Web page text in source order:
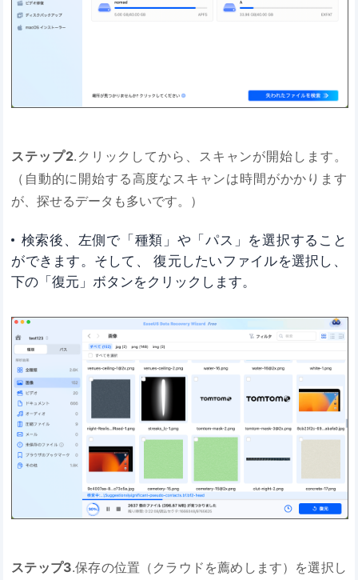
ステップ2.クリックしてから、スキャンが開始します。
（自動的に開始する高度なスキャンは時間がかかります
が、探せるデータも多いです。）
検索後、左側で「種類」や「パス」を選択すること
ができます。そして、 復元したいファイルを選択し、
下の「復元」ボタンをクリックします。
ステップ3.保存の位置（クラウドを薦めします）を選択し